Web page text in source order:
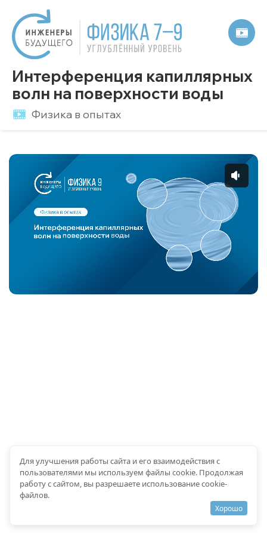
Для улучшения работы сайта и его взаимодействия с
пользователями мы используем файлы cookie. Продолжая
работу с сайтом, вы разрешаете использование cookie-
файлов.
Хорошо
Интерференция капиллярных
волн на поверхности воды
Физика в опытах